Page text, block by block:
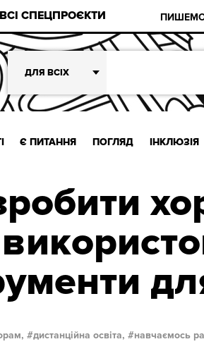
ВСІ СПЕЦПРОЄКТИ
ДЛЯ ВСІХ
Є ПИТАННЯ ПОГЛЯД ІНКЛЮЗІЯ
дистанційна освіта, навчаємось